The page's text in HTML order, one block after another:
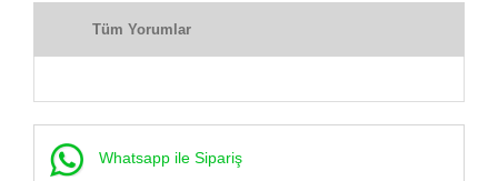
Tüm Yorumlar
Whatsapp ile Sipariş